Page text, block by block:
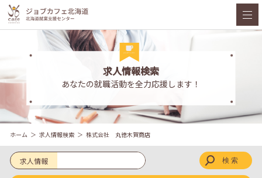
求人情報検索
あなたの就職活動を全力応援します！
ホーム 求人情報検索 株式会社 丸徳木賀商店
求人情報